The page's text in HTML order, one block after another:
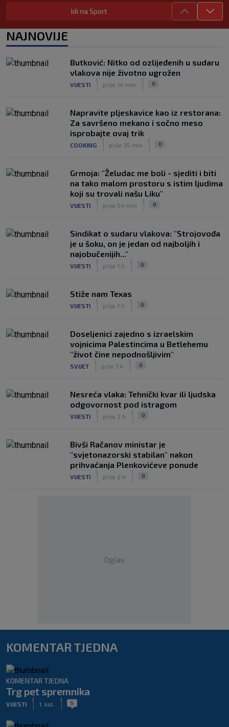
reprezentaciju UAE-a, radit će u
Ivanović pred velikom odlukom, dva
kluba bore se za hrvatskog napadača
|
prije 7 h
Idi na Sport
NAJNOVIJE
Butković: Nitko od ozlijeđenih u sudaru
vlakova nije životno ugrožen
VIJESTI prije 14 min 0
Napravite pljeskavice kao iz restorana:
Za savršeno mekano i sočno meso
isprobajte ovaj trik
COOKING prije 35 min 0
Grmoja: "Želudac me boli - sjediti i biti
na tako malom prostoru s istim ljudima
koji su trovali našu Liku"
VIJESTI prije 54 min 0
Sindikat o sudaru vlakova: "Strojovođa
je u šoku, on je jedan od najboljih i
najobučenijih..."
VIJESTI prije 1 h 0
Stiže nam Texas
VIJESTI prije 1 h 0
Doseljenici zajedno s izraelskim
vojnicima Palestincima u Betlehemu
"život čine nepodnošljivim"
SVIJET prije 1 h 0
Nesreća vlaka: Tehnički kvar ili ljudska
odgovornost pod istragom
VIJESTI prije 2 h 0
Bivši Račanov ministar je
"svjetonazorski stabilan" nakon
prihvaćanja Plenkovićeve ponude
VIJESTI prije 2 h 0
Oglas
KOMENTAR TJEDNA
KOMENTAR TJEDNA
Trg pet spremnika
VIJESTI 1. kol. 5